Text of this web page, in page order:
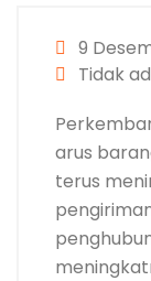
9
Tidak
arus
terus